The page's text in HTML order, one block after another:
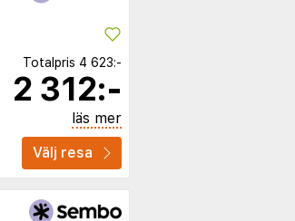
Totalpris 4 623:-
2 312:-
läs mer
Välj resa